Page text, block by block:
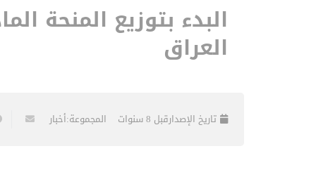
البدء بتوزيع المنحة
العراق
تاريخ الإصدارقبل 8 سنوات المجموعة:أخبار